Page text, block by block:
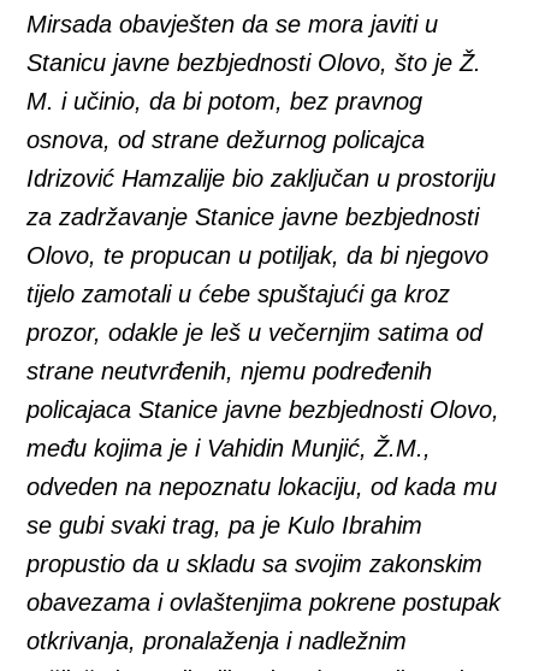
Mirsada obavješten da se mora javiti u
Stanicu javne bezbjednosti Olovo, što je Ž.
M. i učinio, da bi potom, bez pravnog
osnova, od strane dežurnog policajca
Idrizović Hamzalije bio zaključan u prostoriju
za zadržavanje Stanice javne bezbjednosti
Olovo, te propucan u potiljak, da bi njegovo
tijelo zamotali u ćebe spuštajući ga kroz
prozor, odakle je leš u večernjim satima od
strane neutvrđenih, njemu podređenih
policajaca Stanice javne bezbjednosti Olovo,
među kojima je i Vahidin Munjić, Ž.M.,
odveden na nepoznatu lokaciju, od kada mu
se gubi svaki trag, pa je Kulo Ibrahim
propustio da u skladu sa svojim zakonskim
obavezama i ovlaštenjima pokrene postupak
otkrivanja, pronalaženja i nadležnim